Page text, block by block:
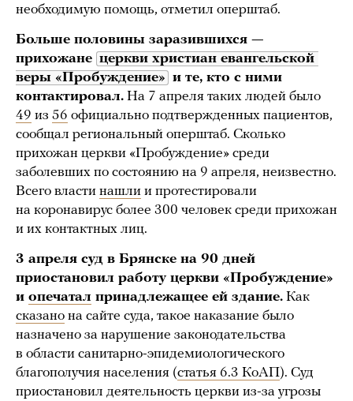
необходимую помощь, отметил оперштаб.
Больше половины заразившихся —
прихожане церкви христиан евангельской
веры «Пробуждение» и те, кто с ними
контактировал. На 7 апреля таких людей было
49 из 56 официально подтвержденных пациентов,
сообщал региональный оперштаб. Сколько
прихожан церкви «Пробуждение» среди
заболевших по состоянию на 9 апреля, неизвестно.
Всего власти нашли и протестировали
на коронавирус более 300 человек среди прихожан
и их контактных лиц.
3 апреля суд в Брянске на 90 дней
приостановил работу церкви «Пробуждение»
и опечатал принадлежащее ей здание. Как
сказано на сайте суда, такое наказание было
назначено за нарушение законодательства
в области санитарно-эпидемиологического
благополучия населения (статья 6.3 КоАП). Суд
приостановил деятельность церкви из-за угрозы